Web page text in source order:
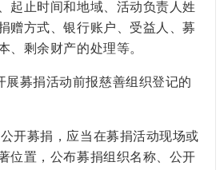
起止时间和地域、活动负责人姓
赠方式、银行账户、受益人、募
、剩余财产的处理等。
展募捐活动前报慈善组织登记的
开募捐，应当在募捐活动现场或
位置，公布募捐组织名称、公开